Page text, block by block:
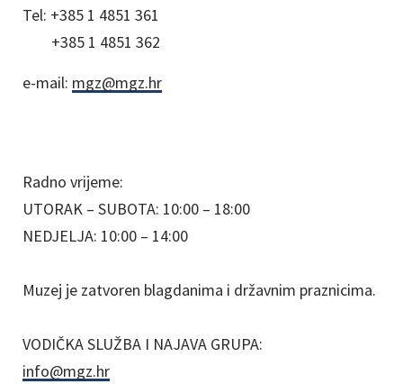
Tel: +385 1 4851 361
+385 1 4851 362
e-mail: mgz@mgz.hr
Radno vrijeme:
UTORAK – SUBOTA: 10:00 – 18:00
NEDJELJA: 10:00 – 14:00
Muzej je zatvoren blagdanima i državnim praznicima.
VODIČKA SLUŽBA I NAJAVA GRUPA:
info@mgz.hr